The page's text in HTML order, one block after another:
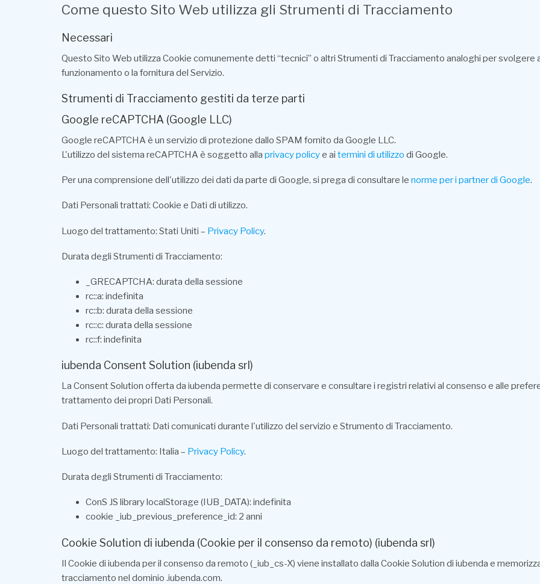
Come questo Sito Web utilizza gli Strumenti di Tracciamento
Necessari
Questo Sito Web utilizza Cookie comunemente detti “tecnici” o altri Strumenti di Tracciamento analoghi per
funzionamento o la fornitura del Servizio.
Strumenti di Tracciamento gestiti da terze parti
Google reCAPTCHA (Google LLC)
Google reCAPTCHA è un servizio di protezione dallo SPAM fornito da Google LLC.
L'utilizzo del sistema reCAPTCHA è soggetto alla privacy policye ai termini di utilizzo di Google.
Per una comprensione dell'utilizzo dei dati da parte di Google, si prega di consultare le norme per i partner di Google.
Dati Personali trattati: Cookie e Dati di utilizzo.
Luogo del trattamento: Stati Uniti – Privacy Policy.
Durata degli Strumenti di Tracciamento:
_GRECAPTCHA: durata della sessione
rc::a: indefinita
rc::b: durata della sessione
rc::c: durata della sessione
rc::f: indefinita
iubenda Consent Solution (iubenda srl)
La Consent Solution offerta da iubenda permette di conservare e consultare i registri relativi al consenso e alle
trattamento dei propri Dati Personali.
Dati Personali trattati: Dati comunicati durante l'utilizzo del servizio e Strumento di Tracciamento.
Luogo del trattamento: Italia – Privacy Policy.
Durata degli Strumenti di Tracciamento:
ConS JS library localStorage (IUB_DATA): indefinita
cookie _iub_previous_preference_id: 2 anni
Cookie Solution di iubenda (Cookie per il consenso da remoto) (iubenda srl)
Il Cookie di iubenda per il consenso da remoto (_iub_cs-X) viene installato dalla Cookie Solution di iubenda e
tracciamento nel dominio .iubenda.com.